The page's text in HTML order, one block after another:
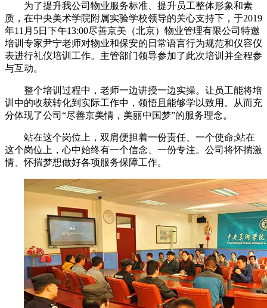
为了提升我公司物业服务标准、提升员工整体形象和素
质 ，在中央美术学院附属实验学校领导的关心支持下，于2019
年11月5日下午13:00尽善京美（北京）物业管理有限公司特邀
培训专家尹宁老师对物业和保安的日常语言行为规范和仪容仪
表进行礼仪培训工作。主管部门领导参加了此次培训并全程参
与互动。
整个培训过程中，老师一边讲授一边实操。让员工能将培
训中的收获转化到实际工作中，领悟且能够学以致用。从而充
分体现了公司“尽善京美情，美丽中国梦”的服务理念。
站在这个岗位上，双肩便担着一份责任、一个使命;站在
这个岗位上，心中始终有一个信念、一份专注。公司将怀揣激
情、怀揣梦想做好各项服务保障工作。